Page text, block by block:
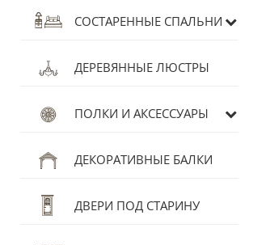
СОСТАРЕННЫЕ СПАЛЬНИ
ДЕРЕВЯННЫЕ ЛЮСТРЫ
ПОЛКИ И АКСЕССУАРЫ
ДЕКОРАТИВНЫЕ БАЛКИ
ДВЕРИ ПОД СТАРИНУ